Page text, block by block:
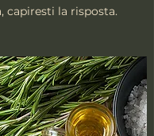
capiresti la risposta.